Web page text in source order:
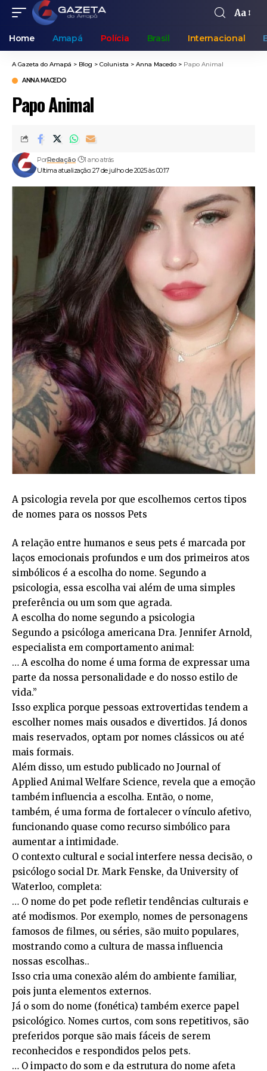
Aa
Home Amapá Polícia Brasil Internacional
A Gazeta do Amapá > Blog > Colunista > Anna Macedo > Papo Animal
ANNA MACEDO
Papo Animal
Ultima atualização: 27 de julho de 2025 às 00:17
PorRedação 1 ano atrás
A psicologia revela por que escolhemos certos tipos
de nomes para os nossos Pets
A relação entre humanos e seus pets é marcada por
laços emocionais profundos e um dos primeiros atos
simbólicos é a escolha do nome. Segundo a
psicologia, essa escolha vai além de uma simples
preferência ou um som que agrada.
A escolha do nome segundo a psicologia
Segundo a psicóloga americana Dra. Jennifer Arnold,
especialista em comportamento animal:
… A escolha do nome é uma forma de expressar uma
parte da nossa personalidade e do nosso estilo de
vida.”
Isso explica porque pessoas extrovertidas tendem a
escolher nomes mais ousados e divertidos. Já donos
mais reservados, optam por nomes clássicos ou até
mais formais.
Além disso, um estudo publicado no Journal of
Applied Animal Welfare Science, revela que a emoção
também influencia a escolha. Então, o nome,
também, é uma forma de fortalecer o vínculo afetivo,
funcionando quase como recurso simbólico para
aumentar a intimidade.
O contexto cultural e social interfere nessa decisão, o
psicólogo social Dr. Mark Fenske, da University of
Waterloo, completa:
… O nome do pet pode refletir tendências culturais e
até modismos. Por exemplo, nomes de personagens
famosos de filmes, ou séries, são muito populares,
mostrando como a cultura de massa influencia
nossas escolhas..
Isso cria uma conexão além do ambiente familiar,
pois junta elementos externos.
Já o som do nome (fonética) também exerce papel
psicológico. Nomes curtos, com sons repetitivos, são
preferidos porque são mais fáceis de serem
reconhecidos e respondidos pelos pets.
… O impacto do som e da estrutura do nome afeta